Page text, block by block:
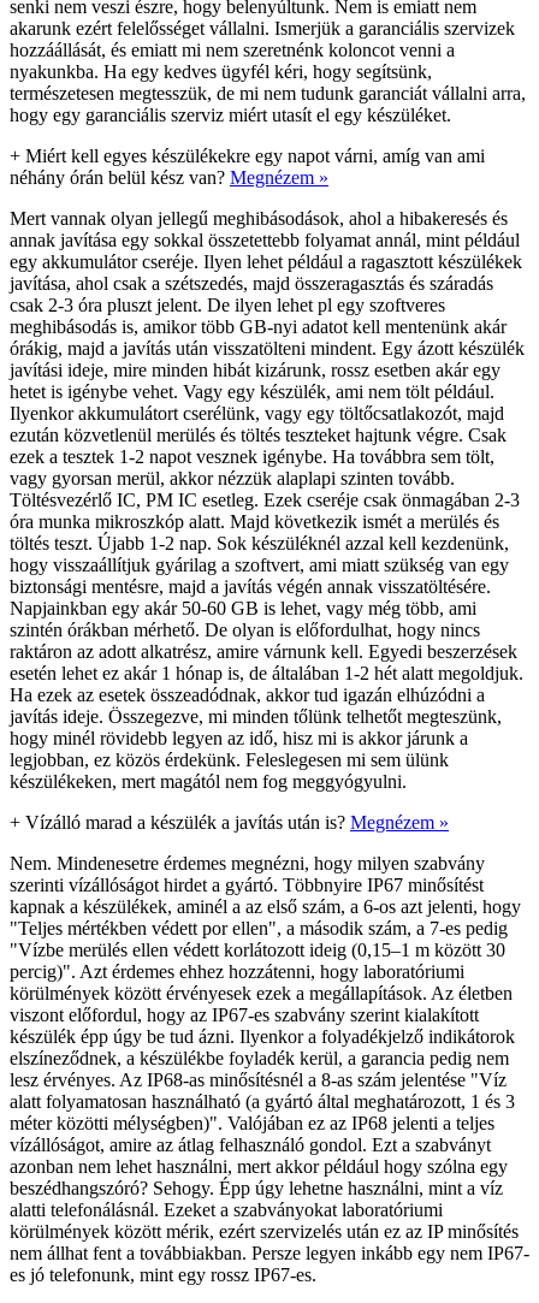
senki nem veszi észre, hogy belenyúltunk. Nem is emiatt nem
akarunk ezért felelősséget vállalni. Ismerjük a garanciális szervizek
hozzáállását, és emiatt mi nem szeretnénk koloncot venni a
nyakunkba. Ha egy kedves ügyfél kéri, hogy segítsünk,
természetesen megtesszük, de mi nem tudunk garanciát vállalni arra,
hogy egy garanciális szerviz miért utasít el egy készüléket.
+ Miért kell egyes készülékekre egy napot várni, amíg van ami
néhány órán belül kész van? Megnézem »
Mert vannak olyan jellegű meghibásodások, ahol a hibakeresés és
annak javítása egy sokkal összetettebb folyamat annál, mint például
egy akkumulátor cseréje. Ilyen lehet például a ragasztott készülékek
javítása, ahol csak a szétszedés, majd összeragasztás és száradás
csak 2-3 óra pluszt jelent. De ilyen lehet pl egy szoftveres
meghibásodás is, amikor több GB-nyi adatot kell mentenünk akár
órákig, majd a javítás után visszatölteni mindent. Egy ázott készülék
javítási ideje, mire minden hibát kizárunk, rossz esetben akár egy
hetet is igénybe vehet. Vagy egy készülék, ami nem tölt például.
Ilyenkor akkumulátort cserélünk, vagy egy töltőcsatlakozót, majd
ezután közvetlenül merülés és töltés teszteket hajtunk végre. Csak
ezek a tesztek 1-2 napot vesznek igénybe. Ha továbbra sem tölt,
vagy gyorsan merül, akkor nézzük alaplapi szinten tovább.
Töltésvezérlő IC, PM IC esetleg. Ezek cseréje csak önmagában 2-3
óra munka mikroszkóp alatt. Majd következik ismét a merülés és
töltés teszt. Újabb 1-2 nap. Sok készüléknél azzal kell kezdenünk,
hogy visszaállítjuk gyárilag a szoftvert, ami miatt szükség van egy
biztonsági mentésre, majd a javítás végén annak visszatöltésére.
Napjainkban egy akár 50-60 GB is lehet, vagy még több, ami
szintén órákban mérhető. De olyan is előfordulhat, hogy nincs
raktáron az adott alkatrész, amire várnunk kell. Egyedi beszerzések
esetén lehet ez akár 1 hónap is, de általában 1-2 hét alatt megoldjuk.
Ha ezek az esetek összeadódnak, akkor tud igazán elhúzódni a
javítás ideje. Összegezve, mi minden tőlünk telhetőt megteszünk,
hogy minél rövidebb legyen az idő, hisz mi is akkor járunk a
legjobban, ez közös érdekünk. Feleslegesen mi sem ülünk
készülékeken, mert magától nem fog meggyógyulni.
+ Vízálló marad a készülék a javítás után is? Megnézem »
Nem. Mindenesetre érdemes megnézni, hogy milyen szabvány
szerinti vízállóságot hirdet a gyártó. Többnyire IP67 minősítést
kapnak a készülékek, aminél a az első szám, a 6-os azt jelenti, hogy
"Teljes mértékben védett por ellen", a második szám, a 7-es pedig
"Vízbe merülés ellen védett korlátozott ideig (0,15–1 m között 30
percig)". Azt érdemes ehhez hozzátenni, hogy laboratóriumi
körülmények között érvényesek ezek a megállapítások. Az életben
viszont előfordul, hogy az IP67-es szabvány szerint kialakított
készülék épp úgy be tud ázni. Ilyenkor a folyadékjelző indikátorok
elszíneződnek, a készülékbe foyladék kerül, a garancia pedig nem
lesz érvényes. Az IP68-as minősítésnél a 8-as szám jelentése "Víz
alatt folyamatosan használható (a gyártó által meghatározott, 1 és 3
méter közötti mélységben)". Valójában ez az IP68 jelenti a teljes
vízállóságot, amire az átlag felhasználó gondol. Ezt a szabványt
azonban nem lehet használni, mert akkor például hogy szólna egy
beszédhangszóró? Sehogy. Épp úgy lehetne használni, mint a víz
alatti telefonálásnál. Ezeket a szabványokat laboratóriumi
körülmények között mérik, ezért szervizelés után ez az IP minősítés
nem állhat fent a továbbiakban. Persze legyen inkább egy nem IP67-
es jó telefonunk, mint egy rossz IP67-es.